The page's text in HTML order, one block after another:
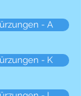
- A
- K